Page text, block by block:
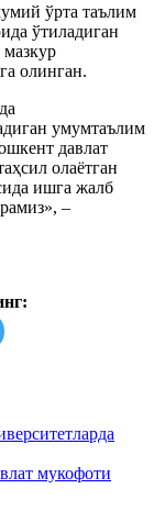
ўрта таълим
ўтиладиган
олинган.
умумтаълим
давлат
олаётган
ишга жалб
–
мукофоти